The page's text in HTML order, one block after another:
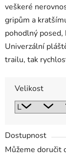
veškeré
gripům a
pohodlný posed,
Univerzální
trailu, tak
Velikost
Dostupnost
Můžeme doručit